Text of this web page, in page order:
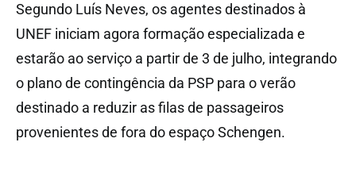
Segundo Luís Neves, os agentes destinados à
UNEF iniciam agora formação especializada e
estarão ao serviço a partir de 3 de julho, integrando
o plano de contingência da PSP para o verão
destinado a reduzir as filas de passageiros
provenientes de fora do espaço Schengen.